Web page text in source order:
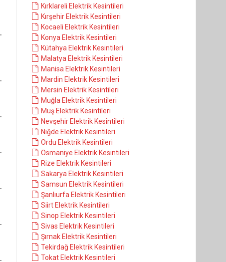
Kırklareli Elektrik Kesintileri
Kırşehir Elektrik Kesintileri
Kocaeli Elektrik Kesintileri
Konya Elektrik Kesintileri
Kütahya Elektrik Kesintileri
Malatya Elektrik Kesintileri
Manisa Elektrik Kesintileri
Mardin Elektrik Kesintileri
Mersin Elektrik Kesintileri
Muğla Elektrik Kesintileri
Muş Elektrik Kesintileri
Nevşehir Elektrik Kesintileri
Niğde Elektrik Kesintileri
Ordu Elektrik Kesintileri
Osmaniye Elektrik Kesintileri
Rize Elektrik Kesintileri
Sakarya Elektrik Kesintileri
Samsun Elektrik Kesintileri
Şanlıurfa Elektrik Kesintileri
Siirt Elektrik Kesintileri
Sinop Elektrik Kesintileri
Sivas Elektrik Kesintileri
Şırnak Elektrik Kesintileri
Tekirdağ Elektrik Kesintileri
Tokat Elektrik Kesintileri